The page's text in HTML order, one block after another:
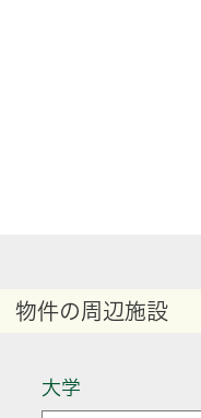
物件の周辺施設
大学